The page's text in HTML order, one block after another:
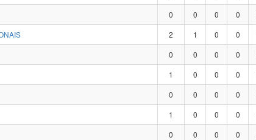
0 0 0 0
2 1 0 0
0 0 0 0
1 0 0 0
0 0 0 0
1 0 0 0
0 0 0 0